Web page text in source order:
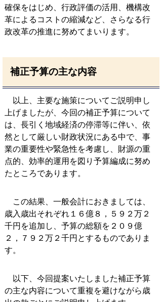
確保をはじめ、行政評価の活用、機構改
革によるコストの縮減など、さらなる行
政改革の推進に努めてまいります。
補正予算の主な内容
以上、主要な施策についてご説明申し
上げましたが、今回の補正予算について
は、長引く地域経済の停滞等に伴い、依
然として厳しい財政状況にある中で、事
業の重要性や緊急性を考慮し、財源の重
点的、効率的運用を図り予算編成に努め
たところであります。
この結果、一般会計におきましては、
歳入歳出それぞれ１６億８，５９２万２
千円を追加し、予算の総額を２０９億
２，７９２万２千円とするものでありま
す。
以下、今回提案いたしました補正予算
の主な内容について重複を避けながら歳